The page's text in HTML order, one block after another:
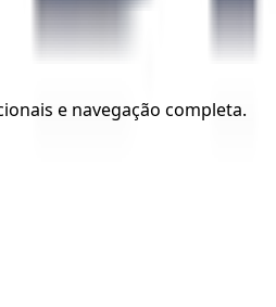
e navegação completa.